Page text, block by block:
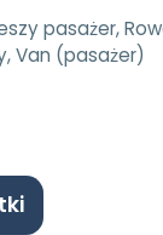
pasażer,
Van (pasażer)